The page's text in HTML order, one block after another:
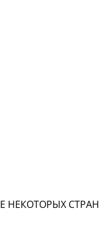
НЕКОТОРЫХ СТРАН